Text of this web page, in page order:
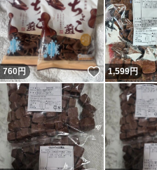
760 円 いいね！
1,599円